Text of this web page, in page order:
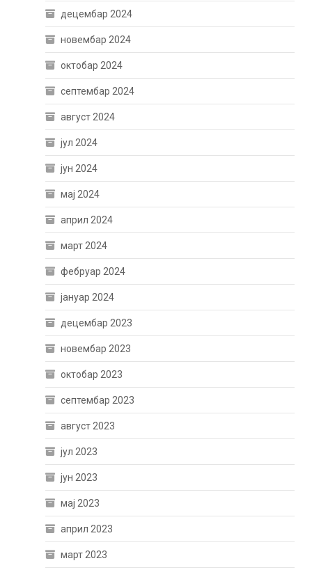
децембар 2024
новембар 2024
октобар 2024
септембар 2024
август 2024
јул 2024
јун 2024
мај 2024
април 2024
март 2024
фебруар 2024
јануар 2024
децембар 2023
новембар 2023
октобар 2023
септембар 2023
август 2023
јул 2023
јун 2023
мај 2023
април 2023
март 2023